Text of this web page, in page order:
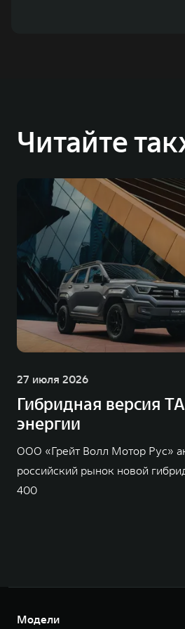
Читайте
27 июля 2026
Гибридная версия
энергии
ООО «Грейт Волл Мотор Рус»
российский рынок новой
400
Модели